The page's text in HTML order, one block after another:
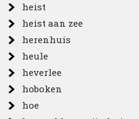
heist
heist aan zee
herenhuis
heule
heverlee
hoboken
hoe